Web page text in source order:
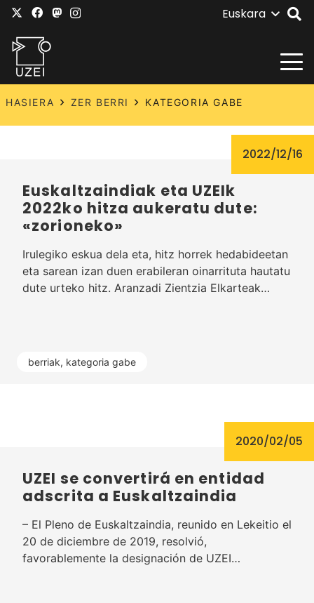
Euskara
HASIERA ZER BERRI KATEGORIA GABE
berriak, kategoria gabe
2022/12/16
Euskaltzaindiak eta UZEIk
2022ko hitza aukeratu dute:
«zorioneko»
Irulegiko eskua dela eta, hitz horrek hedabideetan
eta sarean izan duen erabileran oinarrituta hautatu
dute urteko hitz. Aranzadi Zientzia Elkarteak…
2020/02/05
UZEI se convertirá en entidad
adscrita a Euskaltzaindia
– El Pleno de Euskaltzaindia, reunido en Lekeitio el
20 de diciembre de 2019, resolvió,
favorablemente la designación de UZEI…